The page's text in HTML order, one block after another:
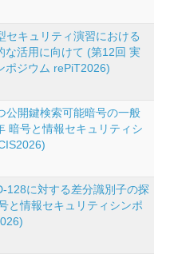
セキュリティ演習における
な活用に向けて (第12回 実
ポジウム rePiT2026)
公開鍵検索可能暗号の一般
暗号と情報セキュリティシ
128に対する差分識別子の探
と情報セキュリティシンポ